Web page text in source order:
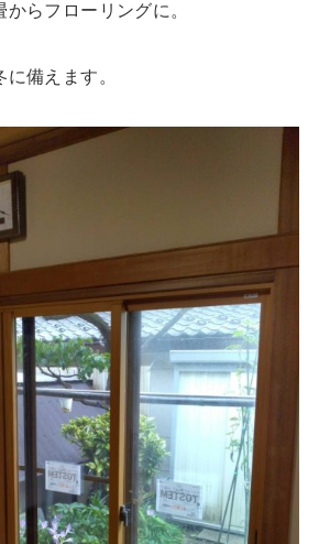
からフローリングに。
備えます。